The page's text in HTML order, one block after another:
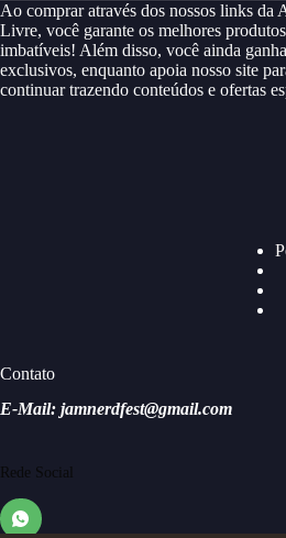
Ao comprar através dos nossos links da
Livre, você garante os melhores
imbatíveis! Além disso, você ainda
exclusivos, enquanto apoia nosso site
continuar trazendo conteúdos e ofertas
Contato
E-Mail: jamnerdfest@gmail.com
Rede Social